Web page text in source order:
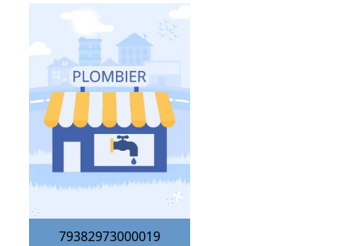
79382973000019